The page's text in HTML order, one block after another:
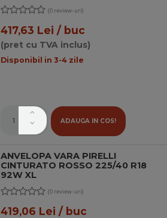
(0 review-uri)
417,63 Lei / buc
(pret cu TVA inclus)
Disponibil in 3-4 zile
ADAUGA IN COS!
ANVELOPA VARA PIRELLI
CINTURATO ROSSO 225/40 R18
92W XL
(0 review-uri)
419,06 Lei / buc